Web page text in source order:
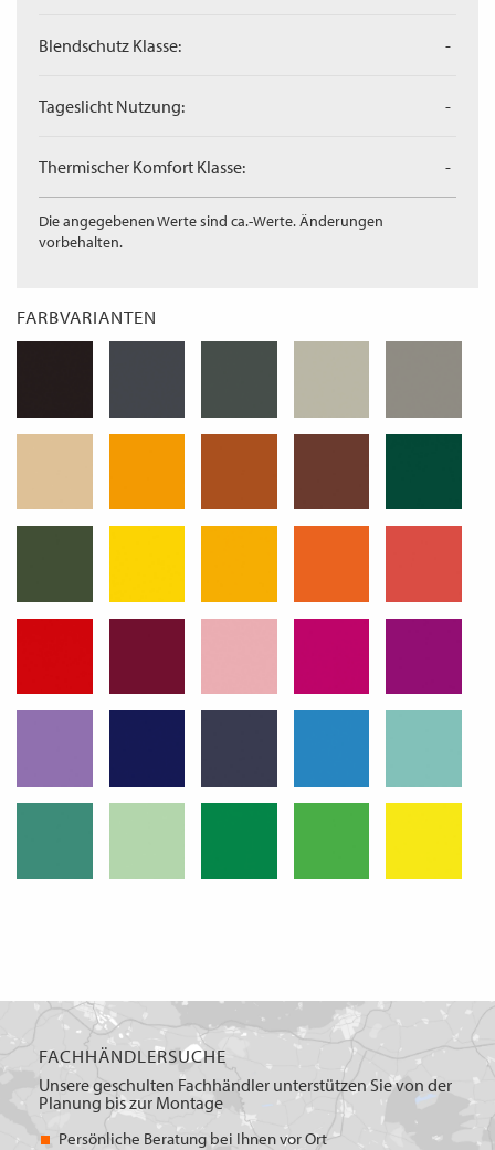
Blendschutz Klasse: -
Tageslicht Nutzung: -
Thermischer Komfort Klasse: -
Die angegebenen Werte sind ca.-Werte. Änderungen
vorbehalten.
FARBVARIANTEN
FACHHÄNDLERSUCHE
Unsere geschulten Fachhändler unterstützen Sie von der
Planung bis zur Montage
Persönliche Beratung bei Ihnen vor Ort